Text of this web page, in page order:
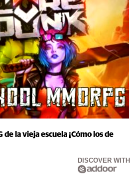
la vieja escuela ¡Cómo los de
DISCOVER WITH